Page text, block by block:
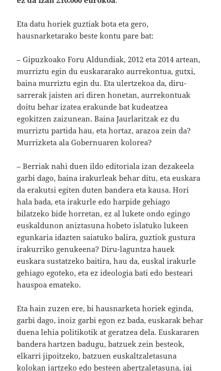
Eta datu horiek guztiak bota eta gero,
hausnarketarako beste kontu pare bat:
– Gipuzkoako Foru Aldundiak, 2012 eta 2014 artean,
murriztu egin du euskararako aurrekontua, gutxi,
baina murriztu egin du. Eta ulertzekoa da, diru-
sarrerak jaisten ari diren honetan, aurrekontuak
doitu behar izatea erakunde bat kudeatzea
egokitzen zaizunean. Baina Jaurlaritzak ez du
murriztu partida hau, eta hortaz, arazoa zein da?
Murrizketa ala Gobernuaren kolorea?
– Berriak nahi duen ildo editoriala izan dezakeela
garbi dago, baina irakurleak behar ditu, eta euskara
da erakutsi egiten duten bandera eta kausa. Hori
hala bada, eta irakurle edo harpide gehiago
bilatzeko bide horretan, ez al lukete ondo egingo
euskaldunon aniztasuna hobeto islatuko lukeen
egunkaria idazten saiatuko balira, guztiok gustura
irakurriko genukeena? Diru-laguntza hauek
euskara sustatzeko baitira, hau da, euskal irakurle
gehiago egoteko, eta ez ideologia bati edo besteari
hauspoa emateko.
Eta hain zuzen ere, bi hausnarketa horiek eginda,
garbi dago, inoiz garbi egon ez bada, euskarak behar
duena lehia politikotik at geratzea dela. Euskararen
bandera hartzen badugu, batzuek zein besteok,
elkarri jipoitzeko, batzuen euskaltzaletasuna
kolokan jartzeko edo besteen abertzaletasuna, jai